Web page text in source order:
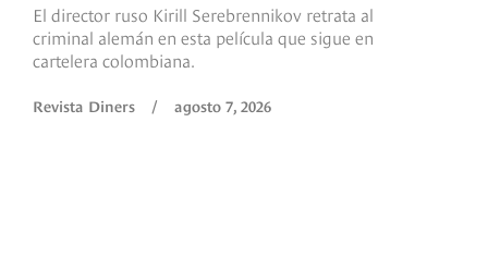
El director ruso Kirill Serebrennikov retrata al
criminal alemán en esta película que sigue en
cartelera colombiana.
Revista Diners / agosto 7, 2026